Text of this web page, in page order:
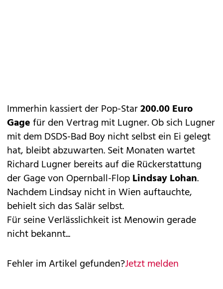
Immerhin kassiert der Pop-Star200.00 Euro
Gagefür den Vertrag mit Lugner. Ob sich Lugner
mit dem DSDS-Bad Boy nicht selbst ein Ei gelegt
hat, bleibt abzuwarten. Seit Monaten wartet
Richard Lugner bereits auf die Rückerstattung
der Gage von Opernball-FlopLindsay Lohan.
Nachdem Lindsay nicht in Wien auftauchte,
behielt sich das Salär selbst.
Für seine Verlässlichkeit ist Menowin gerade
nicht bekannt...
Fehler im Artikel gefunden?Jetzt melden